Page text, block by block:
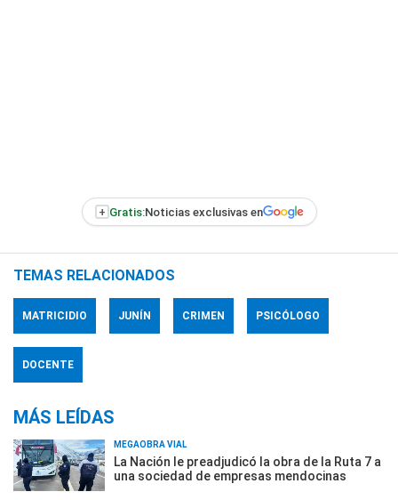
+ Gratis:Noticias exclusivas en
TEMAS RELACIONADOS
MATRICIDIO JUNÍN CRIMEN PSICÓLOGO
DOCENTE
MÁS LEÍDAS
MEGAOBRA VIAL
La Nación le preadjudicó la obra de la Ruta 7 a
una sociedad de empresas mendocinas